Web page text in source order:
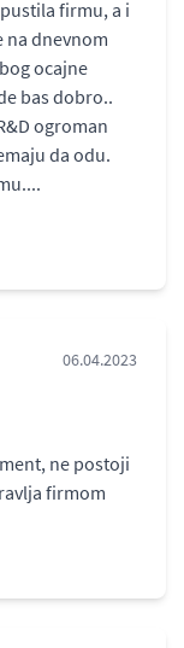
firmu, a i
na dnevnom
ocajne
bas dobro..
ogroman
da odu.
06.04.2023
ne postoji
firmom